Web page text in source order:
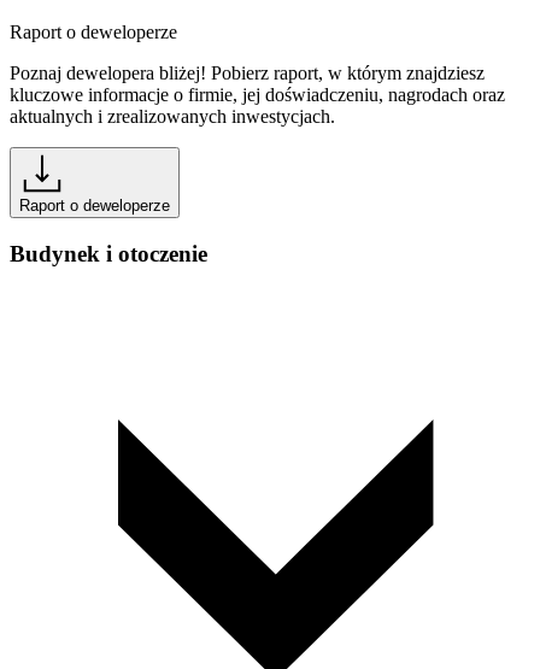
Raport o deweloperze
Poznaj dewelopera bliżej! Pobierz raport, w którym znajdziesz
kluczowe informacje o firmie, jej doświadczeniu, nagrodach oraz
aktualnych i zrealizowanych inwestycjach.
Raport o deweloperze
Budynek i otoczenie